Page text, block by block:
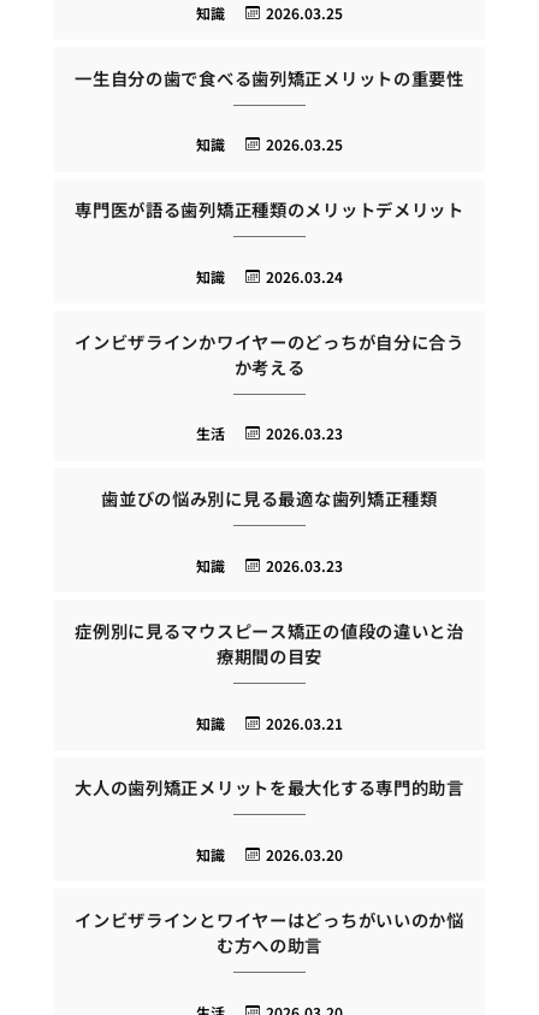
2026.03.25
知識
一生自分の歯で食べる歯列矯正メリットの重要性
2026.03.25
知識
専門医が語る歯列矯正種類のメリットデメリット
2026.03.24
知識
インビザラインかワイヤーのどっちが自分に合う
か考える
2026.03.23
生活
歯並びの悩み別に見る最適な歯列矯正種類
2026.03.23
知識
症例別に見るマウスピース矯正の値段の違いと治
療期間の目安
2026.03.21
知識
大人の歯列矯正メリットを最大化する専門的助言
2026.03.20
知識
インビザラインとワイヤーはどっちがいいのか悩
む方への助言